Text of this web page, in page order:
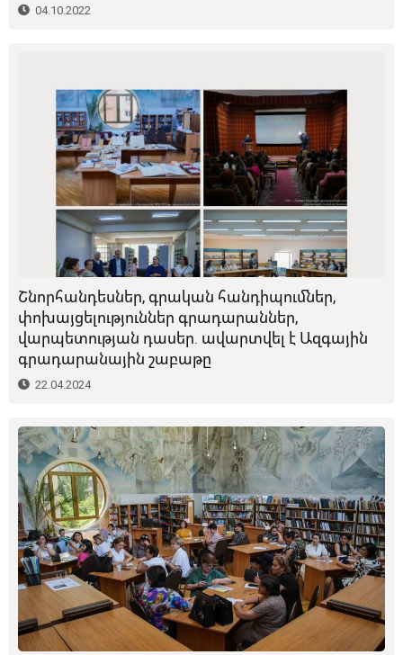
04.10.2022
Շնորհանդեսներ, գրական հանդիպումներ,
փոխայցելություններ գրադարաններ,
վարպետության դասեր. ավարտվել է Ազգային
գրադարանային շաբաթը
22.04.2024